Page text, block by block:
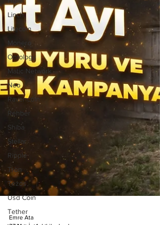
Linch
Litecoin
Monero
Ontology
Matic Network
Neo
Ravencoin
Rehber
Shiba
Stellar
Ripple
Tron
Tezos
Usd Coin
Tether